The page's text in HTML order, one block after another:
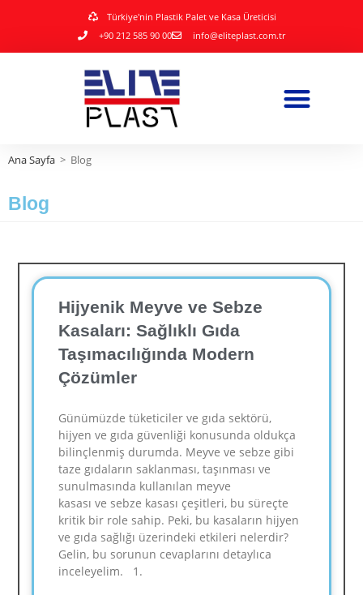
Türkiye'nin Plastik Palet ve Kasa Üreticisi
+90 212 585 90 00
info@eliteplast.com.tr
Ana Sayfa > Blog
Blog
Hijyenik Meyve ve Sebze
Kasaları: Sağlıklı Gıda
Taşımacılığında Modern
Çözümler
Günümüzde tüketiciler ve gıda sektörü,
hijyen ve gıda güvenliği konusunda oldukça
bilinçlenmiş durumda. Meyve ve sebze gibi
taze gıdaların saklanması, taşınması ve
sunulmasında kullanılan meyve
kasası ve sebze kasası çeşitleri, bu süreçte
kritik bir role sahip. Peki, bu kasaların hijyen
ve gıda sağlığı üzerindeki etkileri nelerdir?
Gelin, bu sorunun cevaplarını detaylıca
inceleyelim. 1.